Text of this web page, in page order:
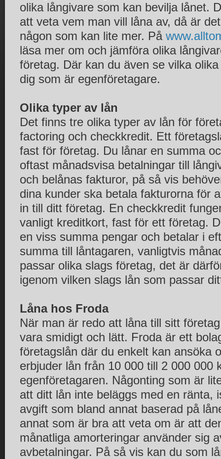
olika långivare som kan bevilja lånet.
att veta vem man vill låna av, då är
någon som kan lite mer. På
läsa mer om och jämföra olika
företag. Där kan du även se vilka
dig som är egenföretagare.
Olika typer av lån
Det finns tre olika typer av lån för
factoring och checkkredit. Ett
fast för företag. Du lånar en summa
oftast månadsvisa betalningar till
och belånas fakturor, på så vis
dina kunder ska betala fakturorna för
in till ditt företag. En checkkredit
vanligt kreditkort, fast för ett företag.
en viss summa pengar och betalar i
summa till låntagaren, vanligtvis
passar olika slags företag, det är
igenom vilken slags lån som passar
Låna hos Froda
När man är redo att låna till sitt
vara smidigt och lätt. Froda är ett
företagslån där du enkelt kan ansöka
erbjuder lån från 10 000 till 2 000 000
egenföretagaren. Någonting som är
att ditt lån inte beläggs med en ränta,
avgift som bland annat baserad på
annat som är bra att veta om är att
månatliga amorteringar använder sig
avbetalningar. På så vis kan du som